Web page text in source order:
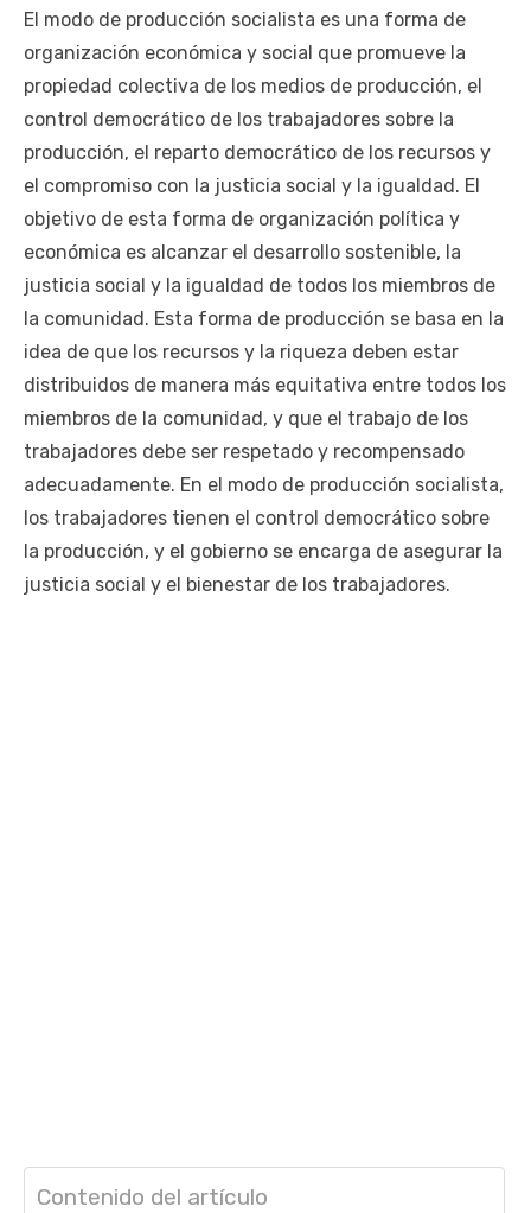
El modo de producción socialista es una forma de
organización económica y social que promueve la
propiedad colectiva de los medios de producción, el
control democrático de los trabajadores sobre la
producción, el reparto democrático de los recursos y
el compromiso con la justicia social y la igualdad. El
objetivo de esta forma de organización política y
económica es alcanzar el desarrollo sostenible, la
justicia social y la igualdad de todos los miembros de
la comunidad. Esta forma de producción se basa en la
idea de que los recursos y la riqueza deben estar
distribuidos de manera más equitativa entre todos los
miembros de la comunidad, y que el trabajo de los
trabajadores debe ser respetado y recompensado
adecuadamente. En el modo de producción socialista,
los trabajadores tienen el control democrático sobre
la producción, y el gobierno se encarga de asegurar la
justicia social y el bienestar de los trabajadores.
Contenido del artículo